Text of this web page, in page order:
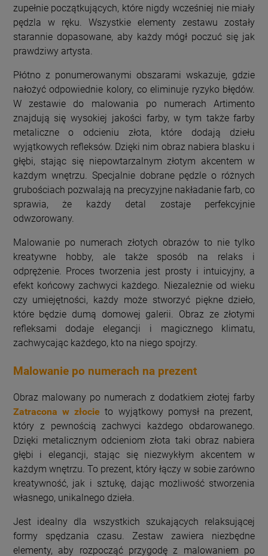
zupełnie początkujących, które nigdy wcześniej nie miały
pędzla w ręku. Wszystkie elementy zestawu zostały
starannie dopasowane, aby każdy mógł poczuć się jak
prawdziwy artysta.
Płótno z ponumerowanymi obszarami wskazuje, gdzie
nałożyć odpowiednie kolory, co eliminuje ryzyko błędów.
W zestawie do malowania po numerach Artimento
znajdują się wysokiej jakości farby, w tym także farby
metaliczne o odcieniu złota, które dodają dziełu
wyjątkowych refleksów. Dzięki nim obraz nabiera blasku i
głębi, stając się niepowtarzalnym złotym akcentem w
każdym wnętrzu. Specjalnie dobrane pędzle o różnych
grubościach pozwalają na precyzyjne nakładanie farb, co
sprawia, że każdy detal zostaje perfekcyjnie
odwzorowany.
Malowanie po numerach złotych obrazów to nie tylko
kreatywne hobby, ale także sposób na relaks i
odprężenie. Proces tworzenia jest prosty i intuicyjny, a
efekt końcowy zachwyci każdego. Niezależnie od wieku
czy umiejętności, każdy może stworzyć piękne dzieło,
które będzie dumą domowej galerii. Obraz ze złotymi
refleksami dodaje elegancji i magicznego klimatu,
zachwycając każdego, kto na niego spojrzy.
Malowanie po numerach na prezent
Obraz malowany po numerach z dodatkiem złotej farby
Zatracona w złocie to wyjątkowy pomysł na prezent,
który z pewnością zachwyci każdego obdarowanego.
Dzięki metalicznym odcieniom złota taki obraz nabiera
głębi i elegancji, stając się niezwykłym akcentem w
każdym wnętrzu. To prezent, który łączy w sobie zarówno
kreatywność, jak i sztukę, dając możliwość stworzenia
własnego, unikalnego dzieła.
Jest idealny dla wszystkich szukających relaksującej
formy spędzania czasu. Zestaw zawiera niezbędne
elementy, aby rozpocząć przygodę z malowaniem po